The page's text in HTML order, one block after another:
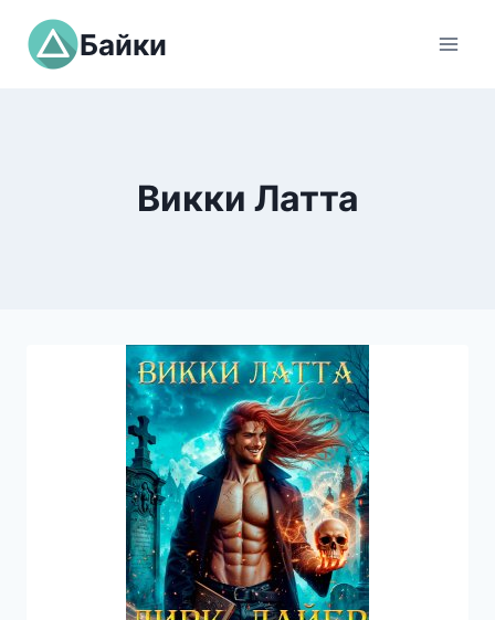
Перейти
содержимому
Байки
Викки Латта